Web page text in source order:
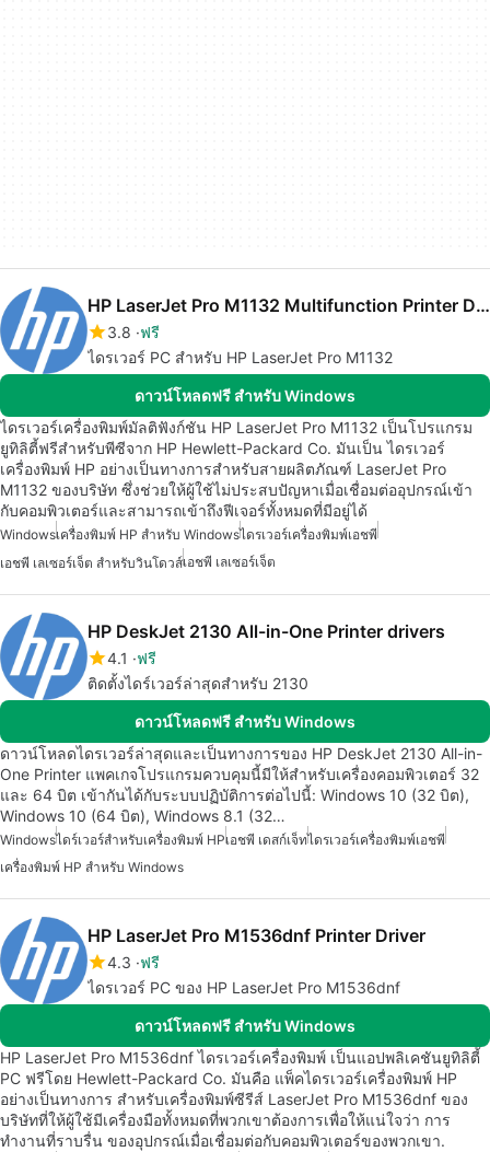
HP LaserJet Pro M1132 Multifunction Printer Drivers
3.8 ฟรี
ไดรเวอร์ PC สำหรับ HP LaserJet Pro M1132
ดาวน์โหลดฟรี สำหรับ Windows
ไดรเวอร์เครื่องพิมพ์มัลติฟังก์ชัน HP LaserJet Pro M1132 เป็นโปรแกรม
ยูทิลิตี้ฟรีสำหรับพีซีจาก HP Hewlett-Packard Co. มันเป็น ไดรเวอร์
เครื่องพิมพ์ HP อย่างเป็นทางการสำหรับสายผลิตภัณฑ์ LaserJet Pro
M1132 ของบริษัท ซึ่งช่วยให้ผู้ใช้ไม่ประสบปัญหาเมื่อเชื่อมต่ออุปกรณ์เข้า
กับคอมพิวเตอร์และสามารถเข้าถึงฟีเจอร์ทั้งหมดที่มีอยู่ได้
Windowsเครื่องพิมพ์ HP สำหรับ Windowsไดรเวอร์เครื่องพิมพ์เอชพี
เอชพี เลเซอร์เจ็ต สำหรับวินโดวส์เอชพี เลเซอร์เจ็ต
HP DeskJet 2130 All-in-One Printer drivers
4.1
ฟรี
ติดตั้งไดร์เวอร์ล่าสุดสำหรับ 2130
ดาวน์โหลดฟรี สำหรับ Windows
ดาวน์โหลดไดรเวอร์ล่าสุดและเป็นทางการของ HP DeskJet 2130 All-in-
One Printer แพคเกจโปรแกรมควบคุมนี้มีให้สำหรับเครื่องคอมพิวเตอร์ 32
และ 64 บิต เข้ากันได้กับระบบปฏิบัติการต่อไปนี้: Windows 10 (32 บิต),
Windows 10 (64 บิต), Windows 8.1 (32…
Windowsไดร์เวอร์สำหรับเครื่องพิมพ์ HPเอชพี เดสก์เจ็ทไดรเวอร์เครื่องพิมพ์เอชพี
เครื่องพิมพ์ HP สำหรับ Windows
HP LaserJet Pro M1536dnf Printer Driver
4.3 ฟรี
ไดรเวอร์ PC ของ HP LaserJet Pro M1536dnf
ดาวน์โหลดฟรี สำหรับ Windows
HP LaserJet Pro M1536dnf ไดรเวอร์เครื่องพิมพ์ เป็นแอปพลิเคชันยูทิลิตี้
PC ฟรีโดย Hewlett-Packard Co. มันคือ แพ็คไดรเวอร์เครื่องพิมพ์ HP
อย่างเป็นทางการ สำหรับเครื่องพิมพ์ซีรีส์ LaserJet Pro M1536dnf ของ
บริษัทที่ให้ผู้ใช้มีเครื่องมือทั้งหมดที่พวกเขาต้องการเพื่อให้แน่ใจว่า การ
ทำงานที่ราบรื่น ของอุปกรณ์เมื่อเชื่อมต่อกับคอมพิวเตอร์ของพวกเขา.